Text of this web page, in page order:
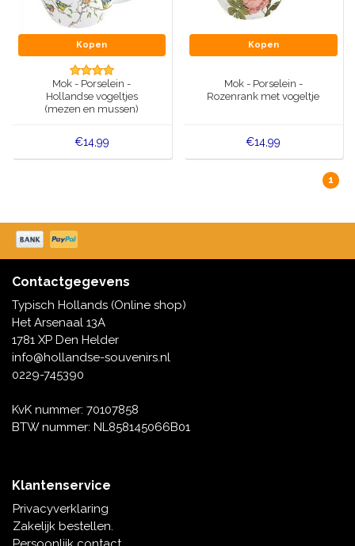
Kopen
Mok - Porselein -
Hollandse vogeltjes
(mezen en mussen)
€14,99
Kopen
Mok - Porselein -
Rozenrank met vogeltje
€14,99
1
Contactgegevens
Typisch Hollands (Online shop)
Het Arsenaal 13A
1781 XP Den Helder
info@hollandse-souvenirs.nl
0229-745390
KvK nummer: 70107858
BTW nummer: NL858145066B01
Klantenservice
Privacyverklaring
Zakelijk bestellen.